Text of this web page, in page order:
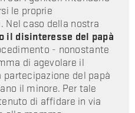
le proprie
Nel caso della nostra
il disinteresse del papà
- nonostante
di agevolare il
del papà
il minore. Per tale
di affidare in via